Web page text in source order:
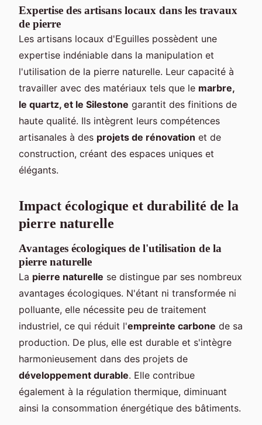
Expertise des artisans locaux dans les travaux
de pierre
Les artisans locaux d'Eguilles possèdent une
expertise indéniable dans la manipulation et
l'utilisation de la pierre naturelle. Leur capacité à
travailler avec des matériaux tels que le marbre,
le quartz, et le Silestone garantit des finitions de
haute qualité. Ils intègrent leurs compétences
artisanales à des projets de rénovation et de
construction, créant des espaces uniques et
élégants.
Impact écologique et durabilité de la
pierre naturelle
Avantages écologiques de l'utilisation de la
pierre naturelle
La pierre naturelle se distingue par ses nombreux
avantages écologiques. N'étant ni transformée ni
polluante, elle nécessite peu de traitement
industriel, ce qui réduit l'empreinte carbone de sa
production. De plus, elle est durable et s'intègre
harmonieusement dans des projets de
développement durable. Elle contribue
également à la régulation thermique, diminuant
ainsi la consommation énergétique des bâtiments.